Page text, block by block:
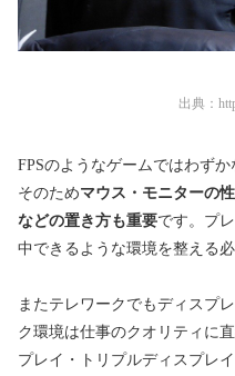
出典：
FPSのようなゲームではわず
そのためマウス・モニターの
などの置き方も重要です。プ
中できるような環境を整える必
またテレワークでもディスプ
ク環境は仕事のクオリティに
プレイ・トリプルディスプレ